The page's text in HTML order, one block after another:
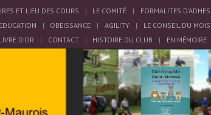
ET LIEU DES COURS LE COMITÉ FORMALITES
EDUCATION OBÉISSANCE AGILITY LE CONSEIL DU MOIS
D’OR CONTACT HISTOIRE DU CLUB EN MÉMOIRE